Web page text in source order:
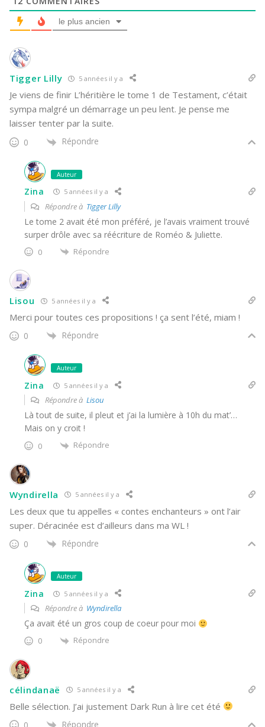
le plus ancien
Tigger Lilly 5 années il y a
Je viens de finir L’héritière le tome 1 de Testament, c’était
sympa malgré un démarrage un peu lent. Je pense me
laisser tenter par la suite.
0 Répondre
Auteur
Zina 5 années il y a
Répondre à Tigger Lilly
Le tome 2 avait été mon préféré, je l’avais vraiment trouvé
surper drôle avec sa réécriture de Roméo & Juliette.
0 Répondre
Lisou 5 années il y a
Merci pour toutes ces propositions ! ça sent l’été, miam !
0 Répondre
Auteur
Zina 5 années il y a
Répondre à Lisou
Là tout de suite, il pleut et j’ai la lumière à 10h du mat’…
Mais on y croit !
0 Répondre
Wyndirella 5 années il y a
Les deux que tu appelles « contes enchanteurs » ont l’air
super. Déracinée est d’ailleurs dans ma WL !
0 Répondre
Auteur
Zina 5 années il y a
Répondre à Wyndirella
Ça avait été un gros coup de coeur pour moi
0 Répondre
célindanaë 5 années il y a
Belle sélection. J’ai justement Dark Run à lire cet été
Répondre